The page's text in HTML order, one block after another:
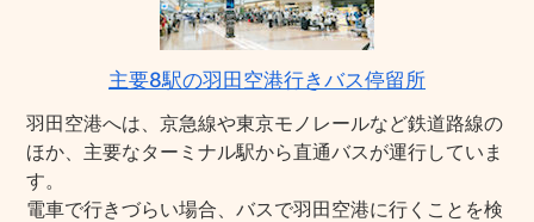
主要8駅の羽田空港行きバス停留所
羽田空港へは、京急線や東京モノレールなど鉄道路線の
ほか、主要なターミナル駅から直通バスが運行していま
す。
電車で行きづらい場合、バスで羽田空港に行くことを検